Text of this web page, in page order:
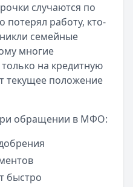
Госуслуги: где
ускоряет
г.
Ru: как
г.
случаются по
работу, кто-
семейные
многие
на кредитную
текущее положение
обращении в МФО:
быстро